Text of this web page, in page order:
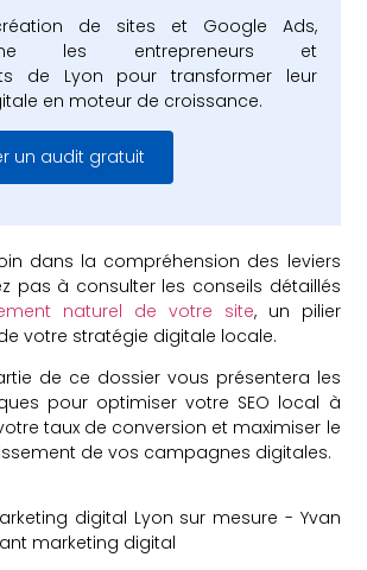
de sites et Google Ads,
les entrepreneurs et
de Lyon pour transformer leur
en moteur de croissance.
un audit gratuit
dans la compréhension des leviers
pas à consulter les conseils détaillés
naturel de votre site, un pilier
votre stratégie digitale locale.
de ce dossier vous présentera les
pour optimiser votre SEO local à
taux de conversion et maximiser le
de vos campagnes digitales.